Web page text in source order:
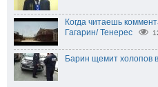
Когда читаешь
Гагарин/ Тенерес
Барин щемит холопов